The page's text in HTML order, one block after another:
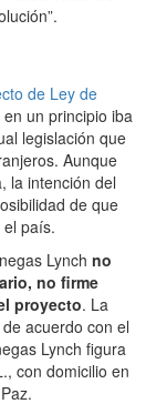
de Ley de
en un principio iba
legislación que
Aunque
la intención del
de que
país.
Lynch no
no firme
proyecto. La
acuerdo con el
Lynch figura
con domicilio en